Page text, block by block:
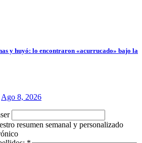
y huyó: lo encontraron «acurrucado» bajo la
Ago 8, 2026
resumen semanal y personalizado